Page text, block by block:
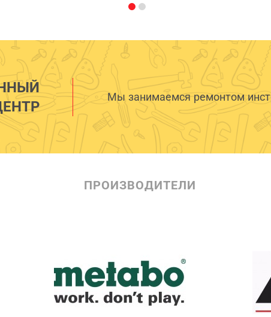
Мы занимаемся ремонтом
ПРОИЗВОДИТЕЛИ